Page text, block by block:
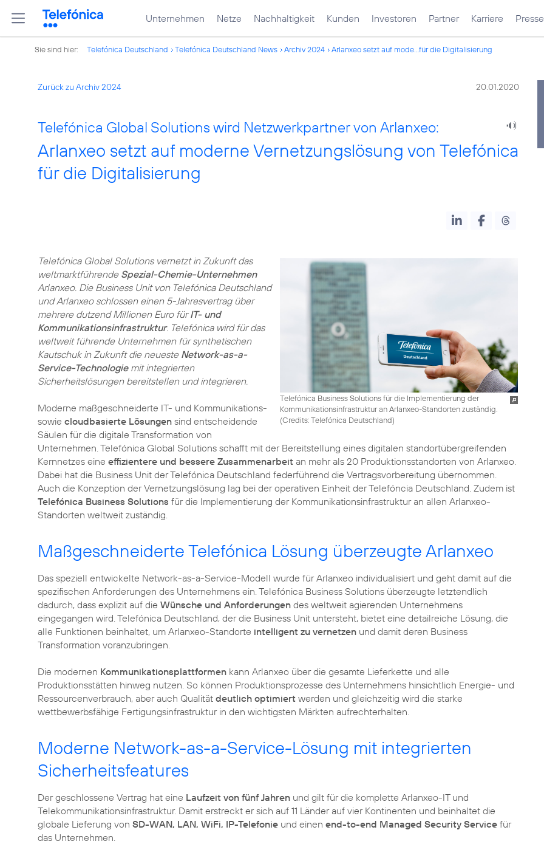
Unternehmen Netze Nachhaltigkeit Kunden Investoren Partner Karriere Presse
Sie sind hier: Telefónica Deutschland Telefónica Deutschland News Archiv 2024 Arlanxeo setzt auf mode...für die Digitalisierung
Zurück zu Archiv 2024 20.01.2020
Telefónica Global Solutions wird Netzwerkpartner von Arlanxeo:
Arlanxeo setzt auf moderne Vernetzungslösung von Telefónica
für die Digitalisierung
Telefónica Business Solutions für die Implementierung der
Kommunikationsinfrastruktur an Arlanxeo-Standorten zuständig.
(Credits: Telefónica Deutschland)
Telefónica Global Solutions vernetzt in Zukunft das
weltmarktführende Spezial-Chemie-Unternehmen
Arlanxeo. Die Business Unit von Telefónica Deutschland
und Arlanxeo schlossen einen 5-Jahresvertrag über
mehrere dutzend Millionen Euro fürIT- und
Kommunikationsinfrastruktur. Telefónica wird für das
weltweit führende Unternehmen für synthetischen
Kautschuk in Zukunft die neueste Network-as-a-
Service-Technologiemit integrierten
Sicherheitslösungen bereitstellen und integrieren.
Moderne maßgeschneiderte IT- und Kommunikations-
sowie cloudbasierte Lösungen sind entscheidende
Säulen für die digitale Transformation von
Unternehmen. Telefónica Global Solutions schafft mit der Bereitstellung eines digitalen standortübergreifenden
Kernnetzes eine effizientere und bessere Zusammenarbeit an mehr als 20 Produktionsstandorten von Arlanxeo.
Dabei hat die Business Unit der Telefónica Deutschland federführend die Vertragsvorbereitung übernommen.
Auch die Konzeption der Vernetzungslösung lag bei der operativen Einheit der Telefóncia Deutschland. Zudem ist
Telefónica Business Solutions für die Implementierung der Kommunikationsinfrastruktur an allen Arlanxeo-
Maßgeschneiderte Telefónica Lösung überzeugte Arlanxeo
Das speziell entwickelte Network-as-a-Service-Modell wurde für Arlanxeo individualisiert und geht damit auf die
spezifischen Anforderungen des Unternehmens ein. Telefónica Business Solutions überzeugte letztendlich
dadurch, dass explizit auf die Wünsche und Anforderungen des weltweit agierenden Unternehmens
eingegangen wird. Telefónica Deutschland, der die Business Unit untersteht, bietet eine detailreiche Lösung, die
alle Funktionen beinhaltet, um Arlanxeo-Standorte intelligent zu vernetzen und damit deren Business
Transformation voranzubringen.
Die modernen Kommunikationsplattformen kann Arlanxeo über die gesamte Lieferkette und alle
Produktionsstätten hinweg nutzen. So können Produktionsprozesse des Unternehmens hinsichtlich Energie- und
Ressourcenverbrauch, aber auch Qualität deutlich optimiert werden und gleichzeitig wird die starke
wettbewerbsfähige Fertigungsinfrastruktur in den wichtigsten Märkten aufrechterhalten.
Moderne Network-as-a-Service-Lösung mit integrierten
Sicherheitsfeatures
Der geschlossene Vertrag hat eine Laufzeit von fünf Jahren und gilt für die komplette Arlanxeo-IT und
Telekommunikationsinfrastruktur. Damit erstreckt er sich auf 11 Länder auf vier Kontinenten und beinhaltet die
globale Lieferung von SD-WAN, LAN, WiFi, IP-Telefonie und einen end-to-end Managed Security Service für
das Unternehmen.